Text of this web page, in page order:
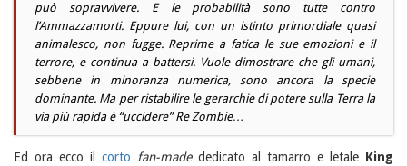
può sopravvivere. E le probabilità sono tutte contro
l’Ammazzamorti. Eppure lui, con un istinto primordiale quasi
animalesco, non fugge. Reprime a fatica le sue emozioni e il
terrore, e continua a battersi. Vuole dimostrare che gli umani,
sebbene in minoranza numerica, sono ancora la specie
dominante. Ma per ristabilire le gerarchie di potere sulla Terra la
via più rapida è “uccidere”Re Zombie…
Ed ora ecco il corto fan-madededicato al tamarro e letale King